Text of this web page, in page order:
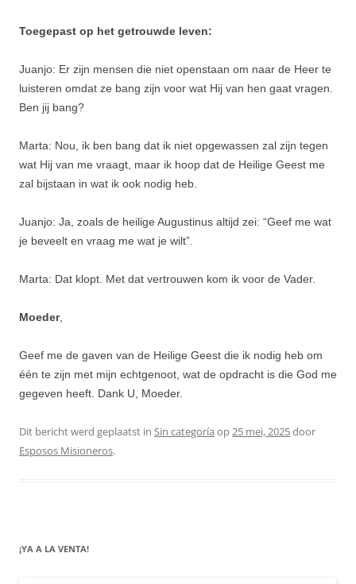
Toegepast op het getrouwde leven:
Juanjo: Er zijn mensen die niet openstaan om naar de Heer te
luisteren omdat ze bang zijn voor wat Hij van hen gaat vragen.
Ben jij bang?
Marta: Nou, ik ben bang dat ik niet opgewassen zal zijn tegen
wat Hij van me vraagt, maar ik hoop dat de Heilige Geest me
zal bijstaan in wat ik ook nodig heb.
Juanjo: Ja, zoals de heilige Augustinus altijd zei: “Geef me wat
je beveelt en vraag me wat je wilt”.
Marta: Dat klopt. Met dat vertrouwen kom ik voor de Vader.
Moeder,
Geef me de gaven van de Heilige Geest die ik nodig heb om
één te zijn met mijn echtgenoot, wat de opdracht is die God me
gegeven heeft. Dank U, Moeder.
Dit bericht werd geplaatst in Sin categoría op25 mei, 2025door
Esposos Misioneros.
¡YA A LA VENTA!